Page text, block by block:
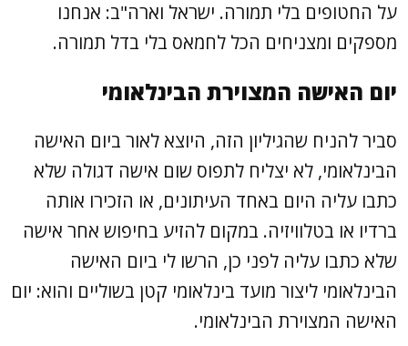
על החטופים בלי תמורה. ישראל וארה"ב: אנחנו
מספקים ומצניחים הכל לחמאס בלי בדל תמורה.
יום האישה המצוירת הבינלאומי
סביר להניח שהגיליון הזה, היוצא לאור ביום האישה
הבינלאומי, לא יצליח לתפוס שום אישה דגולה שלא
כתבו עליה היום באחד העיתונים, או הזכירו אותה
ברדיו או בטלוויזיה. במקום להזיע בחיפוש אחר אישה
שלא כתבו עליה לפני כן, הרשו לי ביום האישה
הבינלאומי ליצור מועד בינלאומי קטן בשוליים והוא: יום
האישה המצוירת הבינלאומי.